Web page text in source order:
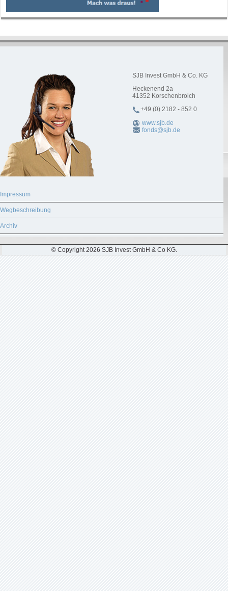
SJB Invest GmbH & Co. KG
Heckenend 2a
41352 Korschenbroich
+49 (0) 2182 - 852 0
www.sjb.de
fonds@sjb.de
Impressum
Wegbeschreibung
Archiv
© Copyright 2026 SJB Invest GmbH & Co KG.